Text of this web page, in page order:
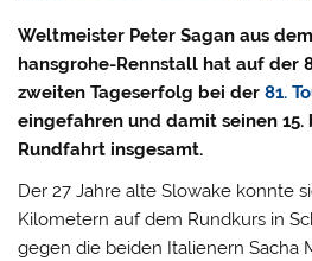
Weltmeister Peter Sagan aus
hansgrohe-Rennstall hat auf der
zweiten Tageserfolg bei der81.
eingefahren und damit seinen 15.
Rundfahrt insgesamt.
Der 27 Jahre alte Slowake konnte
Kilometern auf dem Rundkurs in
gegen die beiden Italienern Sacha